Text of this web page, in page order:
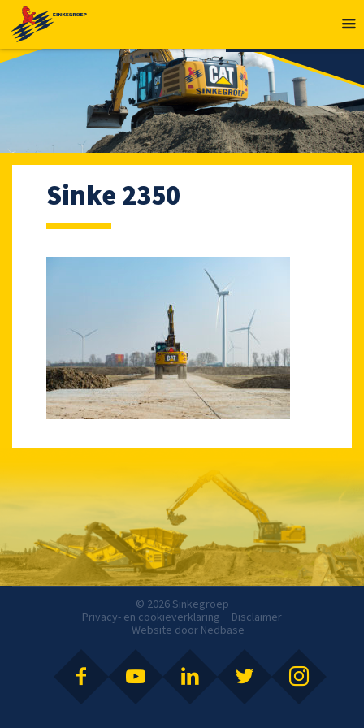
Sinke 2350
© 2026 Sinkegroep
Privacy- en cookieverklaring
Disclaimer
Website door Nedbase